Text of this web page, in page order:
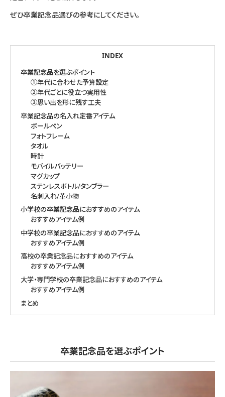
ぜひ卒業記念品選びの参考にしてください。
INDEX
卒業記念品を選ぶポイント
①年代に合わせた予算設定
②年代ごとに役立つ実用性
③思い出を形に残す工夫
卒業記念品の名入れ定番アイテム
ボールペン
フォトフレーム
タオル
時計
モバイルバッテリー
マグカップ
ステンレスボトル/タンブラー
名刺入れ/革小物
小学校の卒業記念品におすすめのアイテム
おすすめアイテム例
中学校の卒業記念品におすすめのアイテム
おすすめアイテム例
高校の卒業記念品におすすめのアイテム
おすすめアイテム例
大学・専門学校の卒業記念品におすすめのアイテム
おすすめアイテム例
まとめ
卒業記念品を選ぶポイント